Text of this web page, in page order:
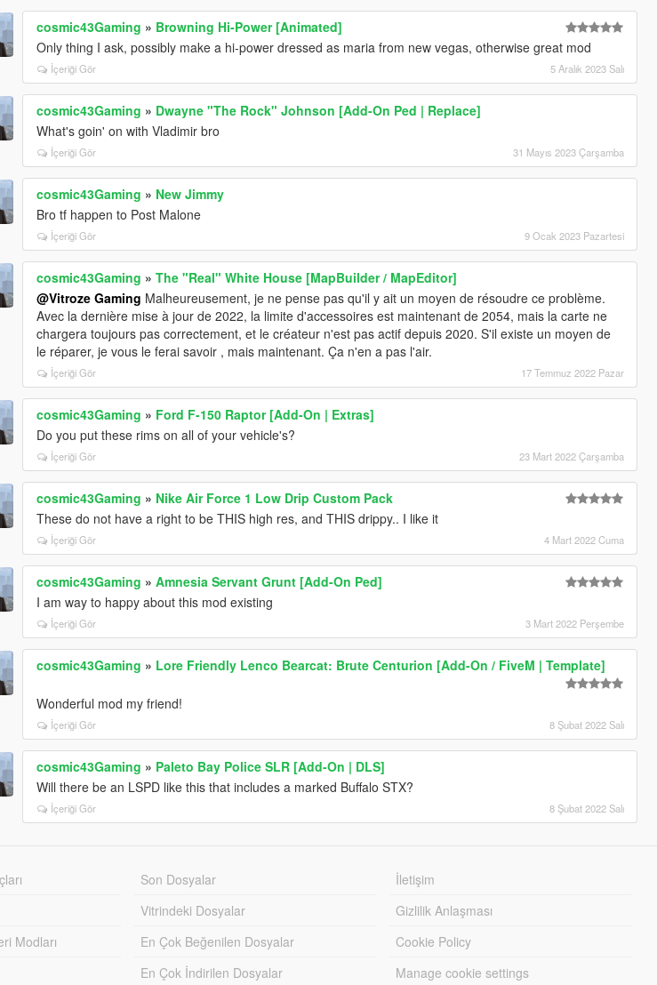
cosmic43Gaming » Browning Hi-Power [Animated]
Only thing I ask, possibly make a hi-power dressed as maria from new vegas, otherwise great mod
İçeriği Gör 5 Aralık 2023 Salı
cosmic43Gaming » Dwayne "The Rock" Johnson [Add-On Ped | Replace]
What's goin' on with Vladimir bro
İçeriği Gör 31 Mayıs 2023 Çarşamba
cosmic43Gaming » New Jimmy
Bro tf happen to Post Malone
İçeriği Gör 9 Ocak 2023 Pazartesi
cosmic43Gaming »The "Real" White House [MapBuilder / MapEditor]
@Vitroze Gaming Malheureusement, je ne pense pas qu'il y ait un moyen de résoudre ce problème.
Avec la dernière mise à jour de 2022, la limite d'accessoires est maintenant de 2054, mais la carte ne
chargera toujours pas correctement, et le créateur n'est pas actif depuis 2020. S'il existe un moyen de
le réparer, je vous le ferai savoir , mais maintenant. Ça n'en a pas l'air.
İçeriği Gör 17 Temmuz 2022 Pazar
cosmic43Gaming » Ford F-150 Raptor [Add-On | Extras]
Do you put these rims on all of your vehicle's?
İçeriği Gör 23 Mart 2022 Çarşamba
cosmic43Gaming » Nike Air Force 1 Low Drip Custom Pack
These do not have a right to be THIS high res, and THIS drippy.. I like it
İçeriği Gör 4 Mart 2022 Cuma
cosmic43Gaming »Amnesia Servant Grunt [Add-On Ped]
I am way to happy about this mod existing
İçeriği Gör 3 Mart 2022 Perşembe
cosmic43Gaming » Lore Friendly Lenco Bearcat: Brute Centurion [Add-On / FiveM | Template]
Wonderful mod my friend!
İçeriği Gör 8 Şubat 2022 Salı
cosmic43Gaming » Paleto Bay Police SLR [Add-On | DLS]
Will there be an LSPD like this that includes a marked Buffalo STX?
İçeriği Gör 8 Şubat 2022 Salı
Modları
Son Dosyalar
Vitrindeki Dosyalar
En Çok Beğenilen Dosyalar
En Çok İndirilen Dosyalar
İletişim
Gizlilik Anlaşması
Cookie Policy
Manage cookie settings